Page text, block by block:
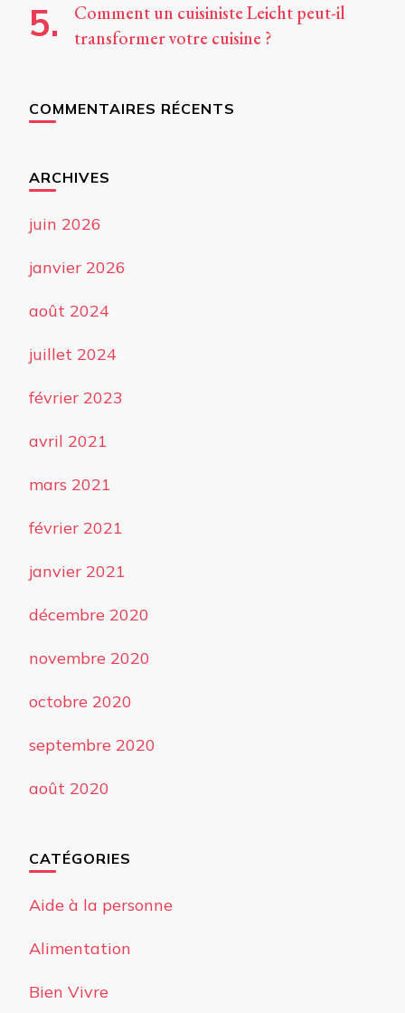
Comment un cuisiniste Leicht peut-il
transformer votre cuisine ?
COMMENTAIRES RÉCENTS
ARCHIVES
juin 2026
janvier 2026
août 2024
juillet 2024
février 2023
avril 2021
mars 2021
février 2021
janvier 2021
décembre 2020
novembre 2020
octobre 2020
septembre 2020
août 2020
CATÉGORIES
Aide à la personne
Alimentation
Bien Vivre